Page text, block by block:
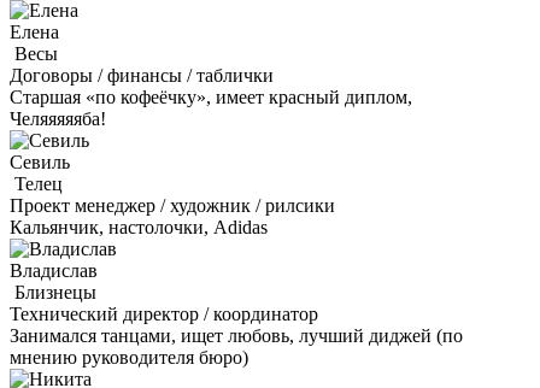
Елена
Весы
Договоры / финансы / таблички
Старшая «по кофеёчку», имеет красный диплом,
Челяяяяяба!
Севиль
Телец
Проект менеджер / художник / рилсики
Кальянчик, настолочки, Adidas
Владислав
Близнецы
Технический директор / координатор
Занимался танцами, ищет любовь, лучший диджей (по
мнению руководителя бюро)